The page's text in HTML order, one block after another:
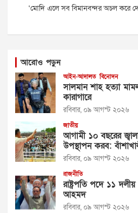
‘মোদি এলে সব বিমানবন্দর অচল করে
আরোও পড়ুন
আইন-আদালত বিনোদন
সালমান শাহ হত্যা
কারাগারে
রবিবার, ০৯ আগস্ট ২০২৬
জাতীয়
আগামী ১০ বছরের
উপস্থাপন করব:
রবিবার, ০৯ আগস্ট ২০২৬
রাজনীতি
রাষ্ট্রপতি পদে ১১ দলীয়
আহমদ
রবিবার, ০৯ আগস্ট ২০২৬